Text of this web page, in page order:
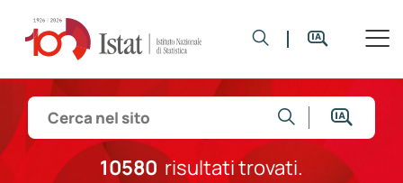
10580 risultati trovati.